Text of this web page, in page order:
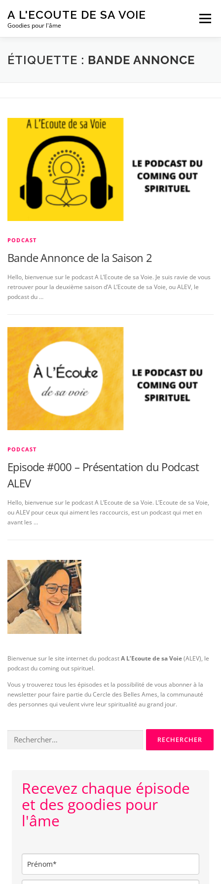
contenu
A L'ECOUTE DE SA VOIE
Goodies pour l'âme
Menu
LE PODCAST LES ÉPISODES ME CONNAÎTRE
ÉTIQUETTE : BANDE ANNONCE
PODCAST
Bande Annonce de la Saison 2
Hello, bienvenue sur le podcast A L’Ecoute de sa Voie. Je suis ravie de vous
retrouver pour la deuxième saison d’A L’Ecoute de sa Voie, ou ALEV, le
podcast du …
PODCAST
Episode #000 – Présentation du Podcast
ALEV
Hello, bienvenue sur le podcast A L’Ecoute de sa Voie. L’Ecoute de sa Voie,
ou ALEV pour ceux qui aiment les raccourcis, est un podcast qui met en
avant les …
Bienvenue sur le site internet du podcastA L’Ecoute de sa Voie(ALEV), le
podcast du coming out spirituel.
Vous y trouverez tous les épisodes et la possibilité de vous abonner à la
newsletter pour faire partie du Cercle des Belles Ames, la communauté
des personnes qui veulent vivre leur spiritualité au grand jour.
Recevez chaque épisode
et des goodies pour
l'âme